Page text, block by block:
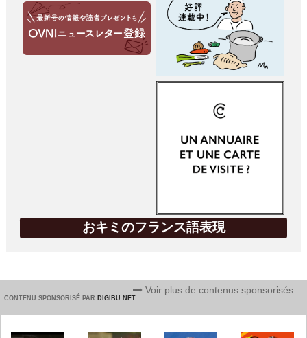
おキミのフランス語表現
CONTENU SPONSORISÉ PAR DIGIBU.NET
Voir plus de contenus sponsorisés